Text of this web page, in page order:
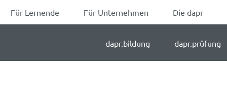
Für Lernende Für Unternehmen Die dapr
dapr.bildung dapr.prüfung